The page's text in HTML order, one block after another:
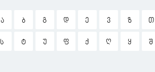
Ა Ბ Გ Დ Ე Ვ Ზ Თ
Ს Ტ Უ Ფ Ქ Ღ Ყ Შ